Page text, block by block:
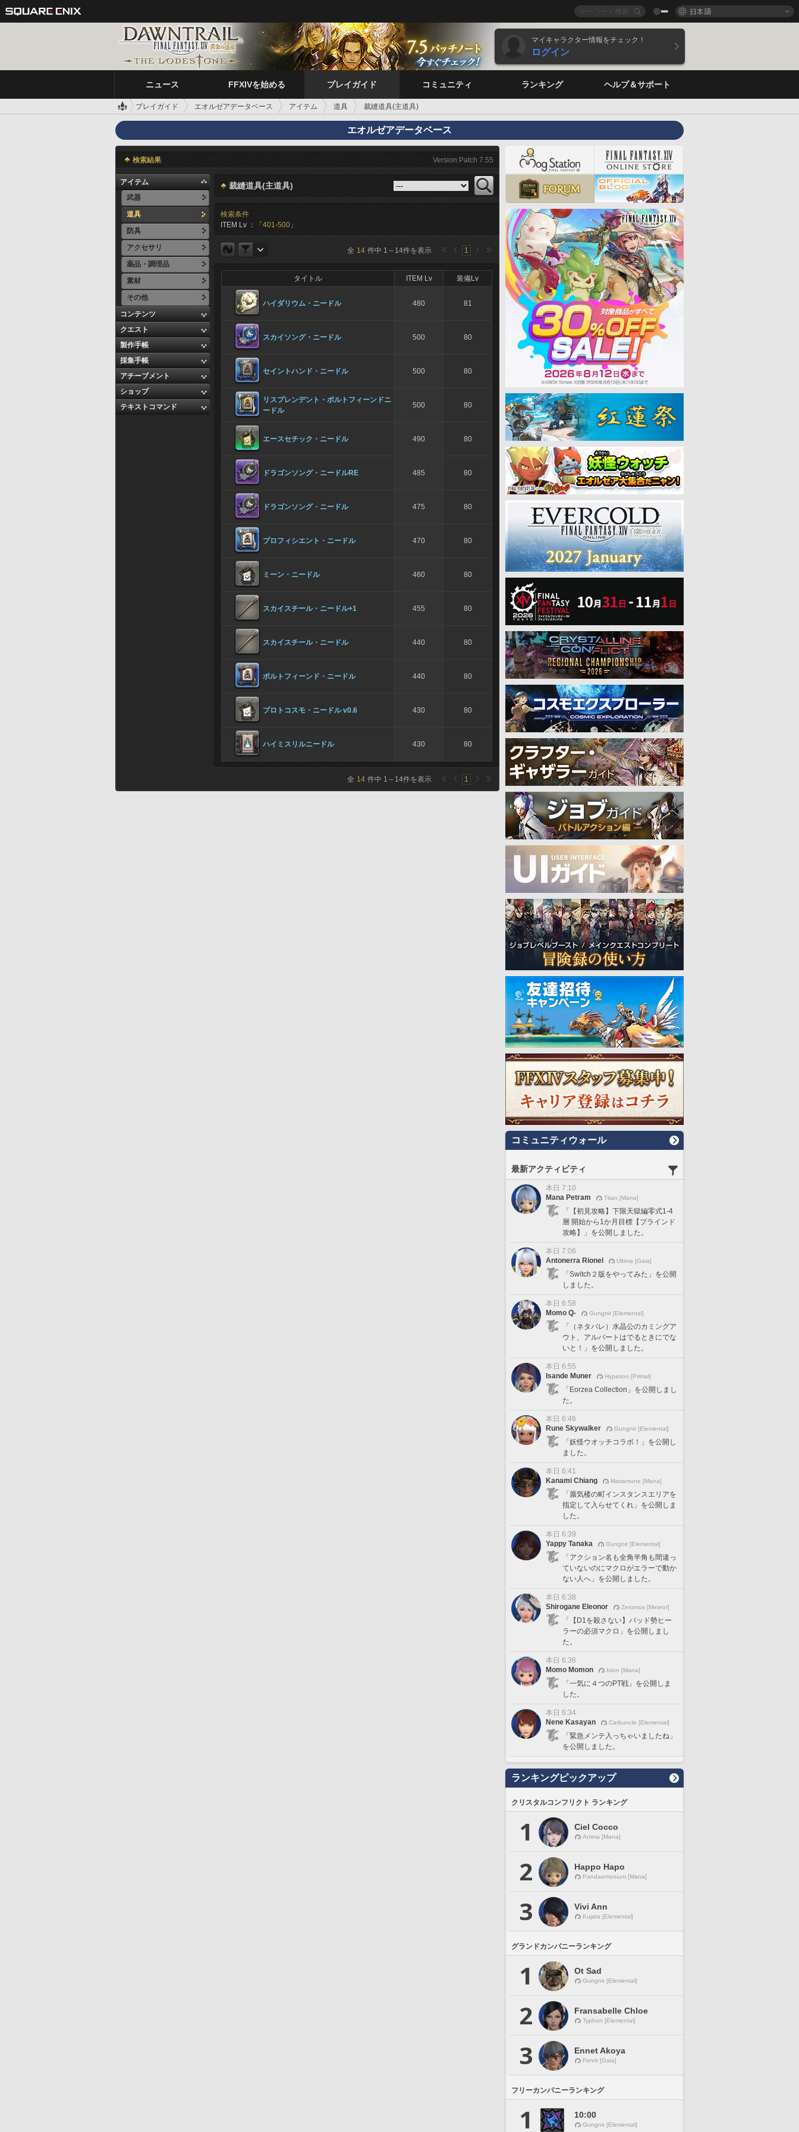
日本語
マイキャラクター情報をチェック！
ログイン
ニュース FFXIVを始める プレイガイド コミュニティ ランキング ヘルプ＆サポート
プレイガイド エオルゼアデータベース アイテム 道具 裁縫道具(主道具)
エオルゼアデータベース
検索結果 Version:Patch 7.55
アイテム
武器
道具
防具
アクセサリ
薬品・調理品
素材
その他
コンテンツ
クエスト
製作手帳
採集手帳
アチーブメント
ショップ
テキストコマンド
裁縫道具(主道具)
検索条件
ITEM Lv ：「 401-500 」
全 14 件中 1 ～ 14件を表示 1
タイトル ITEM Lv 装備Lv
ハイダリウム・ニードル 480 81
スカイソング・ニードル 500 80
セイントハンド・ニードル 500 80
リスプレンデント・ボルトフィーンドニ
ードル
500 80
エースセチック・ニードル 490 80
ドラゴンソング・ニードルRE 485 80
ドラゴンソング・ニードル 475 80
プロフィシエント・ニードル 470 80
ミーン・ニードル 460 80
スカイスチール・ニードル+1 455 80
スカイスチール・ニードル 440 80
ボルトフィーンド・ニードル 440 80
プロトコスモ・ニードル v0.6 430 80
ハイミスリルニードル 430 80
全 14 件中 1 ～ 14件を表示 1
コミュニティウォール
最新アクティビティ
本日 7:10
Mana Petram
Titan [Mana]
「【初見攻略】下限天獄編零式1-4
層 開始から1か月目標【ブラインド
攻略】」を公開しました。
本日 7:06
Antonerra Rionel
Ultima [Gaia]
「Switch２版をやってみた」を公開
しました。
本日 6:58
Momo Q-
Gungnir [Elemental]
「（ネタバレ）水晶公のカミングア
ウト、アルバートはでるときにでな
いと！」を公開しました。
本日 6:55
Isande Muner
Hyperion [Primal]
「Eorzea Collection」を公開しまし
た。
本日 6:46
Rune Skywalker
Gungnir [Elemental]
「妖怪ウオッチコラボ！」を公開し
ました。
本日 6:41
Kanami Chiang
Masamune [Mana]
「蜃気楼の町インスタンスエリアを
指定して入らせてくれ」を公開しま
した。
本日 6:39
Yappy Tanaka
Gungnir [Elemental]
「アクション名も全角半角も間違っ
ていないのにマクロがエラーで動か
ない人へ」を公開しました。
本日 6:38
Shirogane Eleonor
Zeromus [Meteor]
「【D1を殺さない】パッド勢ヒー
ラーの必須マクロ」を公開しまし
た。
本日 6:36
Momo Momon
Ixion [Mana]
「一気に４つのPT戦」を公開しま
した。
本日 6:34
Nene Kasayan
Carbuncle [Elemental]
「緊急メンテ入っちゃいましたね」
を公開しました。
ランキングピックアップ
クリスタルコンフリクト ランキング
1 Ciel Cocco
Anima [Mana]
2 Happo Hapo
Pandaemonium [Mana]
3 Vivi Ann
Kujata [Elemental]
グランドカンパニーランキング
1 Ot Sad
Gungnir [Elemental]
2 Fransabelle Chloe
Typhon [Elemental]
3 Ennet Akoya
Fenrir [Gaia]
フリーカンパニーランキング
1 10:00
Gungnir [Elemental]